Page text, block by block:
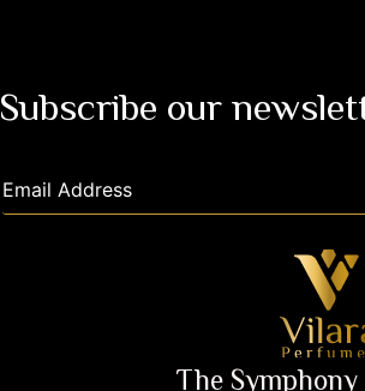
Subscribe our
The